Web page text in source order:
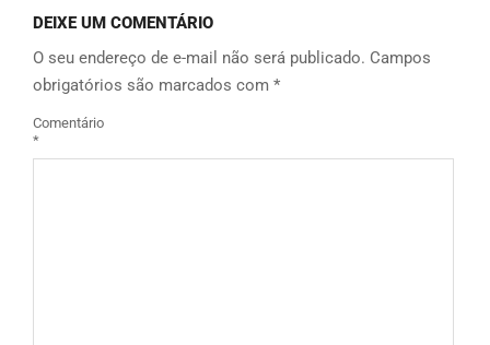
DEIXE UM COMENTÁRIO
O seu endereço de e-mail não será publicado. Campos
obrigatórios são marcados com *
Comentário
*